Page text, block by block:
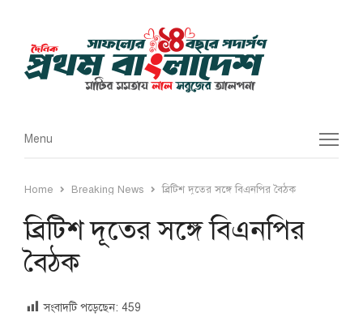
Menu
Menu
Home Breaking News ব্রিটিশ দূতের সঙ্গে বিএনপির বৈঠক
ব্রিটিশ দূতের সঙ্গে বিএনপির
বৈঠক
সংবাদটি পড়েছেন: 459